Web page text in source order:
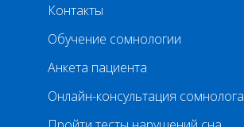
Контакты
Обучение сомнологии
Анкета пациента
Онлайн-консультация сомнолога